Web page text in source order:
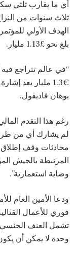
أي ما يقارب ثلثي
ثلاث سنوات من
بلغ نحو £1.13 مليار.
“في عالم تتراجع فيه
€1.3 مليار يعد
يوهان فاديفول.
رغم هذا التقدم
لم يشارك أي من
محادثات وقف إطلاق
المرتبطة بالجيش
وصاية استعمارية”.
ودعا الأمين العام
فوري للأعمال
تشمل العنف الجنسي
وحده لا يمكن أن